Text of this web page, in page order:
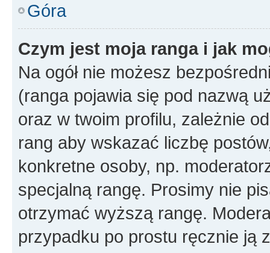
Góra
Czym jest moja ranga i jak
Na ogół nie możesz
(ranga pojawia się pod nazwą
oraz w twoim profilu, zależnie
rang aby wskazać liczbę
konkretne osoby, np.
specjalną rangę. Prosimy nie
otrzymać wyższą rangę.
przypadku po prostu ręcznie ją